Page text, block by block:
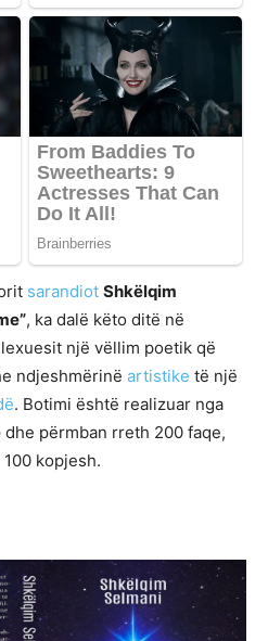
sarandiot Shkëlqim
, ka dalë këto ditë në
një vëllim poetik që
ndjeshmërinë artistike të një
. Botimi është realizuar nga
dhe përmban rreth 200 faqe,
kopjesh.